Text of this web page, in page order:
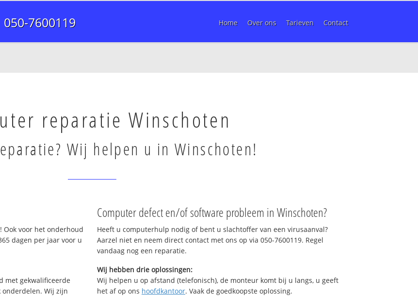
050-7600119 Home Over ons Tarieven Contact
reparatie Winschoten
Wij helpen u in Winschoten!
Ook voor het onderhoud
dagen per jaar voor u
met gekwalificeerde
Wij zijn
Computer defect en/of software probleem in Winschoten?
Heeft u computerhulp nodig of bent u slachtoffer van een virusaanval?
Aarzel niet en neem direct contact met ons op via 050-7600119. Regel
vandaag nog een reparatie.
Wij hebben drie oplossingen:
Wij helpen u op afstand (telefonisch), de monteur komt bij u langs, u geeft
het af op ons hoofdkantoor. Vaak de goedkoopste oplossing.